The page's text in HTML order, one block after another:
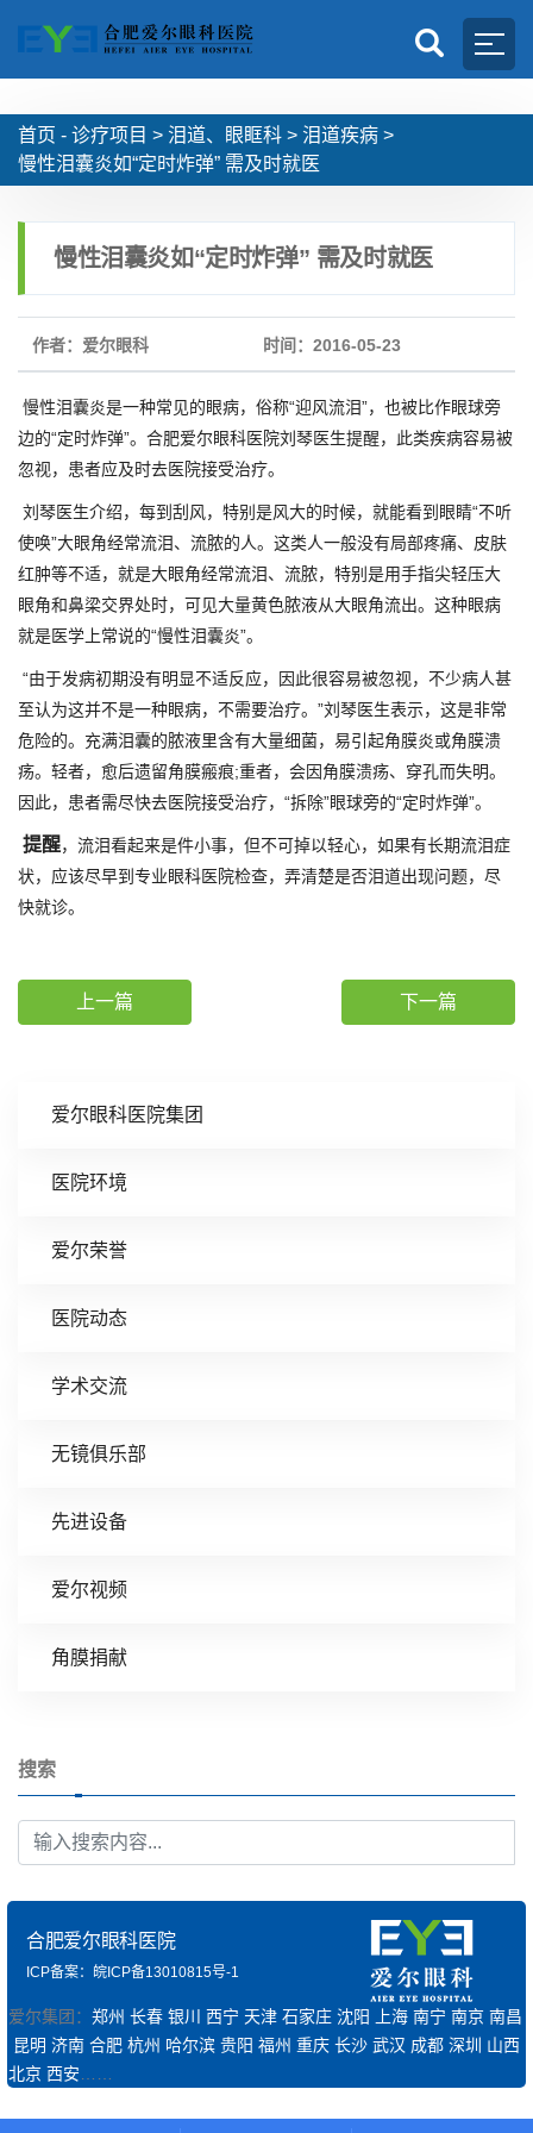
首页 - 诊疗项目 > 泪道、眼眶科 > 泪道疾病 >
慢性泪囊炎如“定时炸弹” 需及时就医
爱尔眼科医院集团
医院环境
爱尔荣誉
医院动态
学术交流
无镜俱乐部
先进设备
爱尔视频
角膜捐献
搜索
慢性泪囊炎如“定时炸弹” 需及时就医
作者：爱尔眼科 时间：2016-05-23
慢性泪囊炎是一种常见的眼病，俗称“迎风流泪”，也被比作眼球旁
边的“定时炸弹”。合肥爱尔眼科医院刘琴医生提醒，此类疾病容易被
忽视，患者应及时去医院接受治疗。
刘琴医生介绍，每到刮风，特别是风大的时候，就能看到眼睛“不听
使唤”大眼角经常流泪、流脓的人。这类人一般没有局部疼痛、皮肤
红肿等不适，就是大眼角经常流泪、流脓，特别是用手指尖轻压大
眼角和鼻梁交界处时，可见大量黄色脓液从大眼角流出。这种眼病
就是医学上常说的“慢性泪囊炎”。
“由于发病初期没有明显不适反应，因此很容易被忽视，不少病人甚
至认为这并不是一种眼病，不需要治疗。”刘琴医生表示，这是非常
危险的。充满泪囊的脓液里含有大量细菌，易引起角膜炎或角膜溃
疡。轻者，愈后遗留角膜瘢痕;重者，会因角膜溃疡、穿孔而失明。
因此，患者需尽快去医院接受治疗，“拆除”眼球旁的“定时炸弹”。
提醒，流泪看起来是件小事，但不可掉以轻心，如果有长期流泪症
状，应该尽早到专业眼科医院检查，弄清楚是否泪道出现问题，尽
快就诊。
上一篇 下一篇
合肥爱尔眼科医院
ICP备案：皖ICP备13010815号-1
爱尔集团： 郑州 长春 银川 西宁 天津 石家庄 沈阳 上海 南宁 南京 南昌
昆明 济南 合肥 杭州 哈尔滨 贵阳 福州 重庆 长沙 武汉 成都 深圳 山西
北京 西安